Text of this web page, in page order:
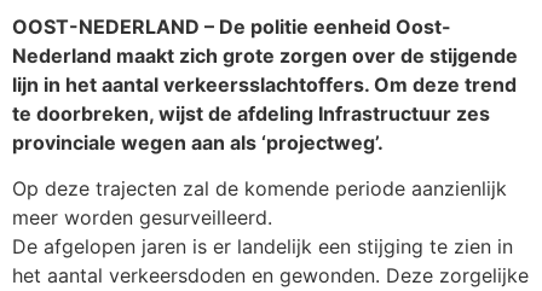
​OOST-NEDERLAND – De politie eenheid Oost-
Nederland maakt zich grote zorgen over de stijgende
lijn in het aantal verkeersslachtoffers. Om deze trend
te doorbreken, wijst de afdeling Infrastructuur zes
provinciale wegen aan als ‘projectweg’.
Op deze trajecten zal de komende periode aanzienlijk
meer worden gesurveilleerd.
​De afgelopen jaren is er landelijk een stijging te zien in
het aantal verkeersdoden en gewonden. Deze zorgelijke